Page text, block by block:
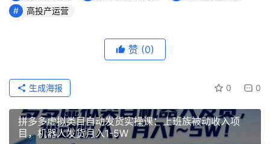
高投产运营
赞 (0)
0 0
生成海报
拼多多虚拟类目自动发货实操课：上班族被动收入项
目，机器人发货月入1-5W